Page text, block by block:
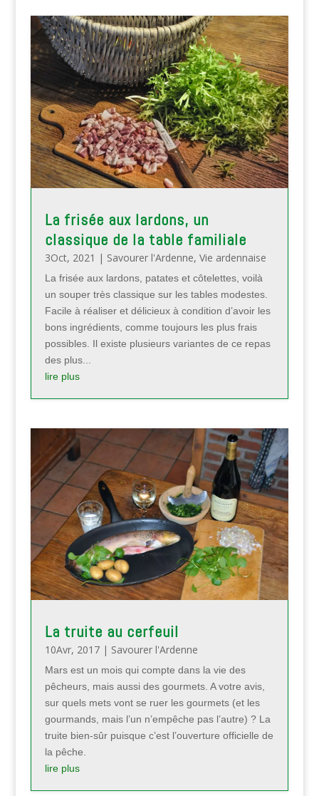
La frisée aux lardons, un
classique de la table familiale
3Oct, 2021 | Savourer l'Ardenne, Vie ardennaise
La frisée aux lardons, patates et côtelettes, voilà
un souper très classique sur les tables modestes.
Facile à réaliser et délicieux à condition d’avoir les
bons ingrédients, comme toujours les plus frais
possibles. Il existe plusieurs variantes de ce repas
des plus...
lire plus
La truite au cerfeuil
10Avr, 2017| Savourer l'Ardenne
Mars est un mois qui compte dans la vie des
pêcheurs, mais aussi des gourmets. A votre avis,
sur quels mets vont se ruer les gourmets (et les
gourmands, mais l’un n’empêche pas l’autre) ? La
truite bien-sûr puisque c’est l’ouverture officielle de
la pêche.
lire plus